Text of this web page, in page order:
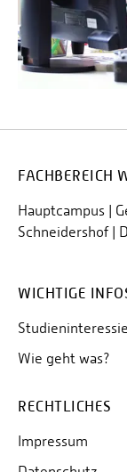
FACHBEREICH
Hauptcampus |
Schneidershof |
WICHTIGE
Wie geht was?
RECHTLICHES
Impressum